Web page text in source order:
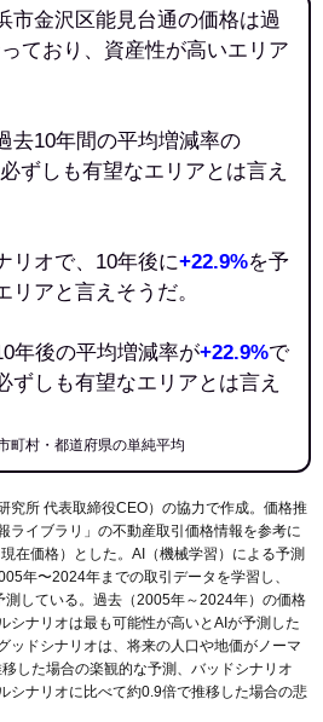
市金沢区能見台通の価格は過
ており、資産性が高いエリア
去10年間の平均増減率の
ずしも有望なエリアとは言え
リオで、10年後に+22.9%を予
アと言えそうだ。
年後の平均増減率が+22.9%で
ずしも有望なエリアとは言え
町村・都道府県の単純平均
究所 代表取締役CEO）の協力で作成。価格推
ライブラリ 」の不動産取引価格情報を参考に
在価格）とした。AI（機械学習）による予測
年〜2024年までの取引データを学習し、
している。過去（2005年～2024年）の価格
シナリオは最も可能性が高いとAIが予測した
ッドシナリオは、将来の人口や地価がノーマ
した場合の楽観的な予測、バッドシナリオ
シナリオに比べて約0.9倍で推移した場合の悲